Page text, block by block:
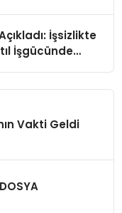
İşsizlikte
İşgücünde
Vakti Geldi